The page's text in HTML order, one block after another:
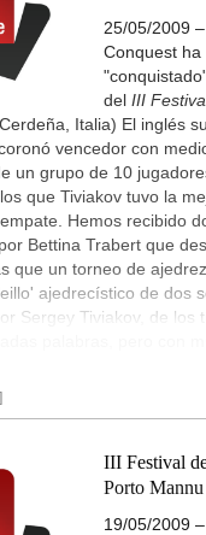
25/05/2009
Conquest ha
del III
Italia) El inglés
vencedor con
un grupo de 10
que Tiviakov tuvo la
Hemos recibido
Bettina Trabert que
que un torneo de
ajedrecístico de dos
Sergey Tiviakov, de los
III Festival
Porto Mannu
19/05/2009